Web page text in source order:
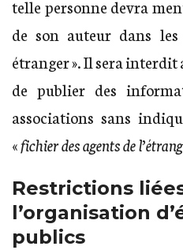
telle personne devra
de son auteur dans
étranger ». Il sera
de publier des
associations sans
«fichier des agents de
Restrictions
l’organisation
publics